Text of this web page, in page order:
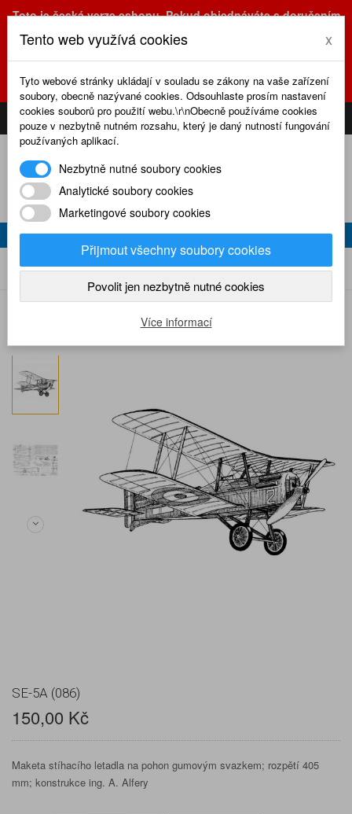
Toto je česká verze eshopu. Pokud objednáváte s doručením
(sk.eshop.rcrevue.cz - kliknutím na slovenskou vlajku)
POZOR ZMĚNA : výdejní místo a kancelář jsou nyní na adrese
Olšanská 3, Praha 3, tel. (+420) 222 723 388, 774 777 794.
CS
SK PŘIHLÁSIT KOŠÍK
SE-5A (086)
Home Plánky Plánky Modelář SE-5A (086)
SE-5A (086)
150,00 Kč
Maketa stíhacího letadla na pohon gumovým svazkem; rozpětí 405
mm; konstrukce ing. A. Alfery
Tento web využívá cookies x
Tyto webové stránky ukládají v souladu se zákony na vaše zařízení
soubory, obecně nazývané cookies. Odsouhlaste prosím nastavení
cookies souborů pro použití webu.\r\nObecně používáme cookies
pouze v nezbytně nutném rozsahu, který je daný nutností fungování
používaných aplikací.
Nezbytně nutné soubory cookies
Analytické soubory cookies
Marketingové soubory cookies
Přijmout všechny soubory cookies
Povolit jen nezbytně nutné cookies
Více informací